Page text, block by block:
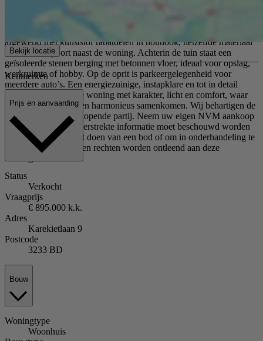
overname) is geplaatst. De tuin is voorzien van kunstgras, vaste
beplanting in cortenstalen borders en verlichting die via een app
bedienbaar is (ter overname). De achtergevel naast de serre is
afgewerkt met kunststof rabatdelen in houtlook, hetzelfde materiaal
als de brede poort naast de woning. Achterin de tuin staat een
geïsoleerde stenen berging met betonnen vloer, ideaal voor opslag,
werkruimte of hobby. Op de oprit is parkeergelegenheid voor
meerdere auto’s. Een energiezuinige, instapklare en tot in detail
verzorgde vrijstaande woning met karakter, licht en comfort, waar
binnen- en buitenleven harmonieus samenkomen. Wij behartigen de
belangen van de verkopende partij. Neem uw eigen NVM aankoop
makelaar mee! Alle verstrekte informatie moet beschouwd worden
als uitnodiging tot het doen van een bod of om in onderhandeling te
treden. Er kunnen geen rechten worden ontleend aan deze
woninginformatie.
Bekijk locatie
Kenmerken
Prijs en aanvaarding
Status
Verkocht
Vraagprijs
€ 895.000 k.k.
Adres
Karekietlaan 9
Postcode
3233 BD
Bouw
Woningtype
Woonhuis